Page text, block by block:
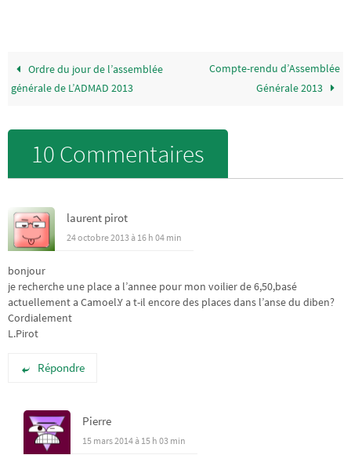
Ordre du jour de l’assemblée
générale de L’ADMAD 2013
Compte-rendu d’Assemblée
Générale 2013
10 Commentaires
laurent pirot
24 octobre 2013 à 16 h 04 min
bonjour
je recherche une place a l’annee pour mon voilier de 6,50,basé
actuellement a Camoel.Y a t-il encore des places dans l’anse du diben?
Cordialement
L.Pirot
Répondre
Pierre
15 mars 2014 à 15 h 03 min